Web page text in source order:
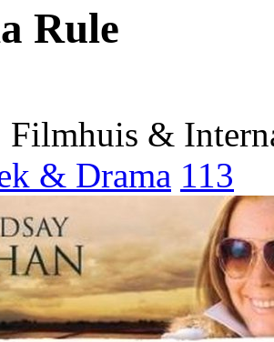
Rule
Filmhuis &
& Drama 113